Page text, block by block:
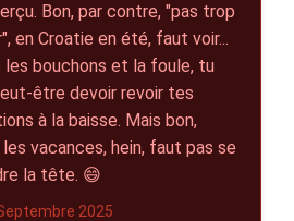
Bon, par contre, "pas trop
en Croatie en été, faut voir...
les bouchons et la foule, tu
être devoir revoir tes
à la baisse. Mais bon,
vacances, hein, faut pas se
la tête. 😄
2025